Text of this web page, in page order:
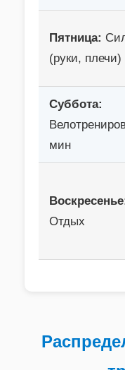
Пятница:
(руки, плечи)
Суббота:
мин
Отдых